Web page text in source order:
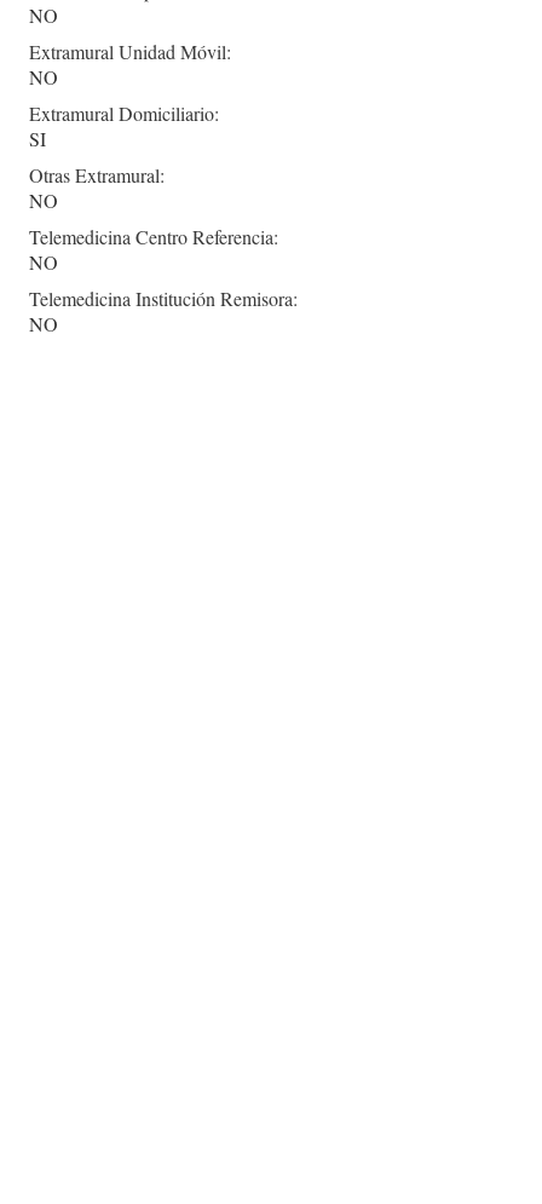
NO
Extramural Unidad Móvil:
NO
Extramural Domiciliario:
SI
Otras Extramural:
NO
Telemedicina Centro Referencia:
NO
Telemedicina Institución Remisora:
NO